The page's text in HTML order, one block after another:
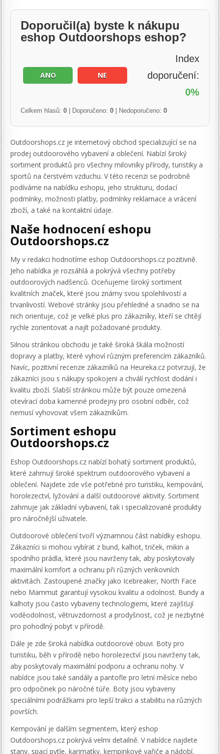
Doporučil(a) byste k nákupu
eshop Outdoorshops eshop?
ANO NE
Index
doporučení:
0%
Celkem hlasů:0 | Doporučeno:0 | Nedoporučeno:0
Outdoorshops.cz je internetový obchod specializující se na
prodej outdoorového vybavení a oblečení. Nabízí široký
sortiment produktů pro všechny milovníky přírody, turistiky a
sportů na čerstvém vzduchu. V této recenzi se podrobně
podíváme na nabídku eshopu, jeho strukturu, dodací
podmínky, možnosti platby, podmínky reklamace a vrácení
zboží, a také na kontaktní údaje.
Naše hodnocení eshopu
Outdoorshops.cz
My v redakci hodnotíme eshop Outdoorshops.cz pozitivně.
Jeho nabídka je rozsáhlá a pokrývá všechny potřeby
outdoorových nadšenců. Oceňujeme široký sortiment
kvalitních značek, které jsou známy svou spolehlivostí a
trvanlivostí. Webové stránky jsou přehledné a snadno se na
nich orientuje, což je velké plus pro zákazníky, kteří se chtějí
rychle zorientovat a najít požadované produkty.
Silnou stránkou obchodu je také široká škála možností
dopravy a platby, které vyhoví různým preferencím zákazníků.
Navíc, pozitivní recenze zákazníků na Heureka.cz potvrzují, že
zákazníci jsou s nákupy spokojeni a chválí rychlost dodání i
kvalitu zboží. Slabší stránkou může být pouze omezená
otevírací doba kamenné prodejny pro osobní odběr, což
nemusí vyhovovat všem zákazníkům.
Sortiment eshopu
Outdoorshops.cz
Eshop Outdoorshops.cz nabízí bohatý sortiment produktů,
které zahrnují široké spektrum outdoorového vybavení a
oblečení. Najdete zde vše potřebné pro turistiku, kempování,
horolezectví, lyžování a další outdoorové aktivity. Sortiment
zahrnuje jak základní vybavení, tak i specializované produkty
pro náročnější uživatele.
Outdoorové oblečení tvoří významnou část nabídky eshopu.
Zákazníci si mohou vybírat z bund, kalhot, triček, mikin a
spodního prádla, které jsou navrženy tak, aby poskytovaly
maximální komfort a ochranu při různých venkovních
aktivitách. Zastoupené značky jako Icebreaker, North Face
nebo Mammut garantují vysokou kvalitu a odolnost. Bundy a
kalhoty jsou často vybaveny technologiemi, které zajišťují
voděodolnost, větruvzdornost a prodyšnost, což je nezbytné
pro pohodlný pobyt v přírodě.
Dále je zde široká nabídka outdoorové obuvi. Boty pro
turistiku, běh v přírodě nebo horolezectví jsou navrženy tak,
aby poskytovaly maximální podporu a ochranu nohy. V
nabídce jsou také sandály a pantofle pro letní měsíce nebo
pro odpočinek po náročné túře. Boty jsou vybaveny
speciálními podrážkami pro lepší trakci a stabilitu na různých
površích.
Kempování je dalším segmentem, který eshop
Outdoorshops.cz pokrývá velmi detailně. V nabídce najdete
stany, spací pytle, karimatky, kempinkové vařiče a nádobí,